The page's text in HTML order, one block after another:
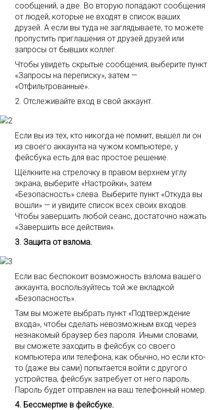
сообщений, а две. Во вторую попадают сообщения
от людей, которые не входят в список ваших
друзей. А если вы туда не заглядываете, то можете
пропустить приглашения от друзей друзей или
запросы от бывших коллег.
Чтобы увидеть скрытые сообщения, выберите пункт
«Запросы на переписку», затем —
«Отфильтрованные».
2. Отслеживайте вход в свой аккаунт.
Если вы из тех, кто никогда не помнит, вышел ли он
из своего аккаунта на чужом компьютере, у
фейсбука есть для вас простое решение.
Щёлкните на стрелочку в правом верхнем углу
экрана, выберите «Настройки», затем
«Безопасность» слева. Выберите пункт «Откуда вы
вошли» — и увидите список всех своих входов.
Чтобы завершить любой сеанс, достаточно нажать
«Завершить все действия».
3. Защита от взлома.
Если вас беспокоит возможность взлома вашего
аккаунта, воспользуйтесь той же вкладкой
«Безопасность».
Там вы можете выбрать пункт «Подтверждение
входа», чтобы сделать невозможным вход через
незнакомый браузер без пароля. Иными словами,
вы сможете заходить в фейсбук со своего
компьютера или телефона, как обычно, но если кто-
то (даже вы сами) попытается войти с другого
устройства, фейсбук затребует от него пароль.
Пароль будет отправлен на ваш телефонный номер.
4. Бессмертие в фейсбуке.